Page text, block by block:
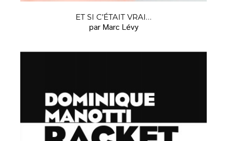
ET SI C’ÉTAIT VRAI…
par Marc Lévy